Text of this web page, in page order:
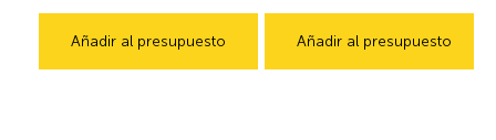
Añadir al presupuesto Añadir al presupuesto